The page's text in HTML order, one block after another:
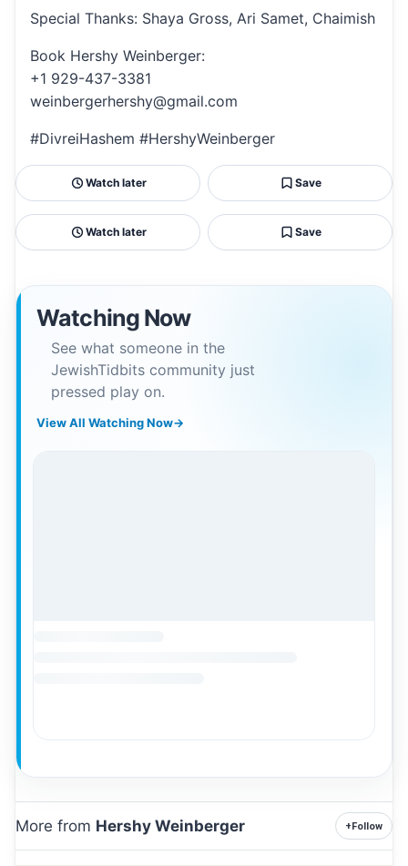
Special Thanks: Shaya Gross, Ari Samet, Chaimish
Book Hershy Weinberger:
+1 929-437-3381
weinbergerhershy@gmail.com
#DivreiHashem #HershyWeinberger
Watch later Save
Watch later Save
Watching Now
See what someone in the
JewishTidbits community just
pressed play on.
View All Watching Now→
More from Hershy Weinberger +Follow